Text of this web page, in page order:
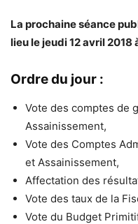
La prochaine séance
lieu le jeudi 12 avril
Ordre du jour :
Vote des comptes de
Assainissement,
Vote des Comptes
et Assainissement,
Affectation des
Vote des taux de la
Vote du Budget